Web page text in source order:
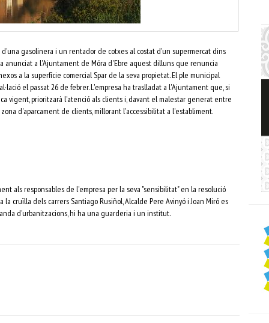
gasolinera i un rentador de cotxes al costat d'un supermercat dins
anunciat a l'Ajuntament de Móra d'Ebre aquest dilluns que renuncia
a la superfície comercial Spar de la seva propietat. El ple municipal
el passat 26 de febrer. L'empresa ha traslladat a l'Ajuntament que, si
vigent, prioritzarà l'atenció als clients i, davant el malestar generat entre
d'aparcament de clients, millorant l'accessibilitat a l'establiment.
als responsables de l'empresa per la seva "sensibilitat" en la resolució
cruïlla dels carrers Santiago Rusiñol, Alcalde Pere Avinyó i Joan Miró es
d'urbanitzacions, hi ha una guarderia i un institut.